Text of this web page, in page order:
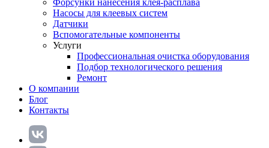
Форсунки нанесения клея-расплава
Насосы для клеевых систем
Датчики
Вспомогательные компоненты
Услуги
Профессиональная очистка оборудования
Подбор технологического решения
Ремонт
О компании
Блог
Контакты